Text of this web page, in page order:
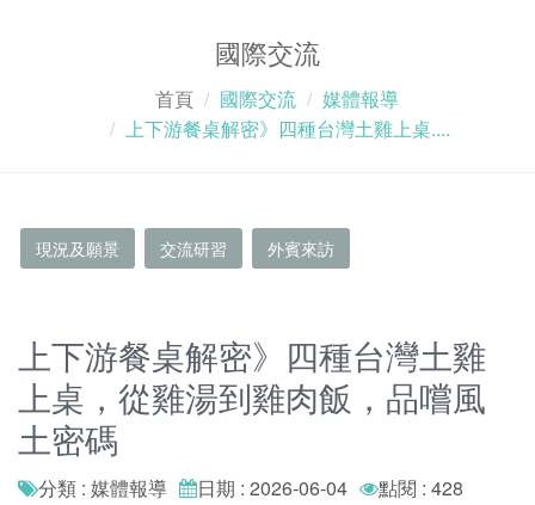
國際交流
首頁 國際交流
媒體報導
上下游餐桌解密》四種台灣土雞上桌....
現況及願景 交流研習 外賓來訪
上下游餐桌解密》四種台灣土雞
上桌，從雞湯到雞肉飯，品嚐風
土密碼
分類 : 媒體報導 日期 : 2026-06-04
點閱 : 428